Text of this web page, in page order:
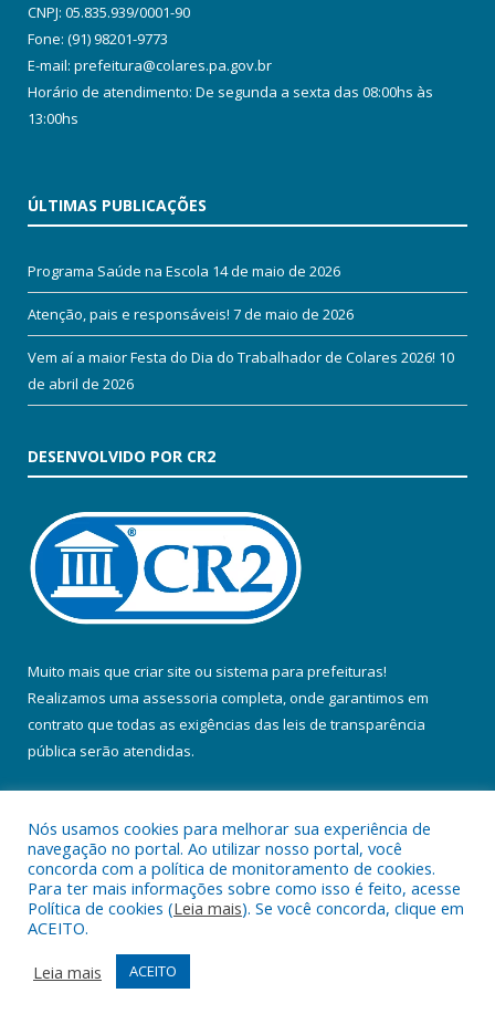
CNPJ: 05.835.939/0001-90
Fone: (91) 98201-9773
E-mail: prefeitura@colares.pa.gov.br
Horário de atendimento: De segunda a sexta das 08:00hs às
13:00hs
ÚLTIMAS PUBLICAÇÕES
Programa Saúde na Escola 14 de maio de 2026
Atenção, pais e responsáveis! 7 de maio de 2026
Vem aí a maior Festa do Dia do Trabalhador de Colares 2026! 10
de abril de 2026
DESENVOLVIDO POR CR2
Muito mais que criar site ou sistema para prefeituras!
Realizamos uma assessoria completa, onde garantimos em
contrato que todas as exigências das leis de transparência
pública serão atendidas.
Todos os direitos reservados a Prefeitura Municipal de Colares.
Mapa do Site
Acessar Área Administrativa
Acessar Webmail
Nós usamos cookies para melhorar sua experiência de
navegação no portal. Ao utilizar nosso portal, você
concorda com a política de monitoramento de cookies.
Para ter mais informações sobre como isso é feito, acesse
Política de cookies (Leia mais). Se você concorda, clique em
ACEITO.
Leia mais
ACEITO